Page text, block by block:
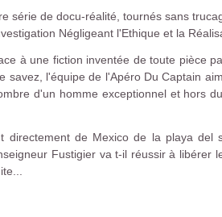
série de docu-réalité, tournés sans
Négligeant l'Ethique et la
à une fiction inventée de toute pièce
l'équipe de l'Apéro Du Captain
d'un homme exceptionnel et hors
de Mexico de la playa del
Fustigier va t-il réussir à libérer